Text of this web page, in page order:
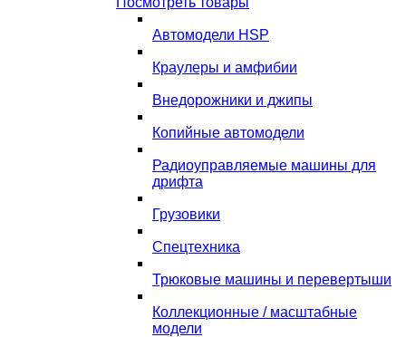
Автомодели HSP
Краулеры и амфибии
Внедорожники и джипы
Копийные автомодели
Радиоуправляемые машины для
дрифта
Грузовики
Спецтехника
Трюковые машины и перевертыши
Коллекционные / масштабные
модели